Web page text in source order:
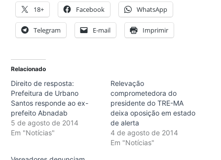
18+ Facebook WhatsApp
Telegram E-mail Imprimir
Relacionado
Direito de resposta:
Prefeitura de Urbano
Santos responde ao ex-
prefeito Abnadab
5 de agosto de 2014
Em "Notícias"
Relevação
comprometedora do
presidente do TRE-MA
deixa oposição em estado
de alerta
4 de agosto de 2014
Em "Notícias"